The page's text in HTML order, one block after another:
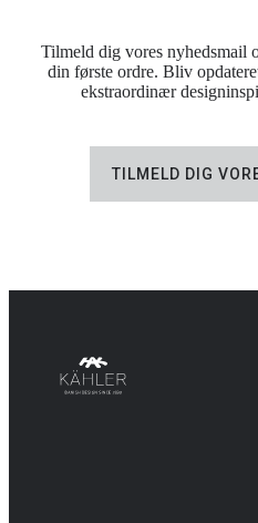
Tilmeld dig vores nyhedsmail
din første ordre. Bliv
ekstraordinær
TILMELD DIG